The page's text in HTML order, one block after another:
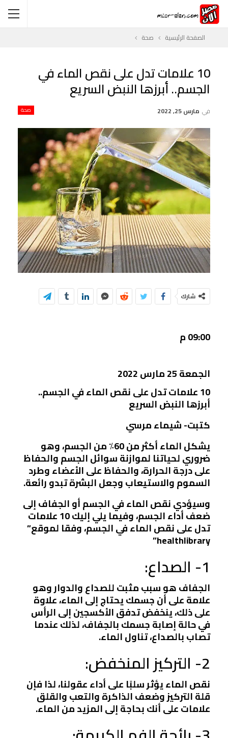
الصفحة الرئيسية صحة
10 علامات تدل على نقص الماء في
الجسم.. أبرزها النبض السريع
صحة في مارس 25, 2022
شارك
09:00 م
الجمعة 25 مارس 2022
10 علامات تدل على نقص الماء في الجسم..
أبرزها النبض السريع
كتبت- شيماء مرسي
يشكل الماء أكثر من 60٪ من الجسم، وهو
ضروري لحياتنا لموازنة سوائل الجسم والحفاظ
على درجة الحرارة، والحفاظ على الأعضاء وطرد
السموم والاستيعاب وجعل البشرة تبدو رائعة.
وسيؤدي نقص الماء في الجسم أو الجفاف إلى
ضعف أداء الجسم، وفيما يلي إليك 10 علامات
تدل على نقص الماء في الجسم، وفقا لموقع”
healthlibrary”
1- الصداع:
الجفاف هو سبب مثبت للصداع والدوار وهو
علامة على أن جسمك يحتاج إلى الماء، علاوة
على ذلك، ينخفض تدفق الأكسجين إلى الرأس
في حالة إصابة جسمك بالجفاف، لذلك عندما
تصاب بالصداع، تناول الماء.
2- التركيز المنخفض:
نقص الماء يؤثر سلبًا على أداء عقولنا، لذا فإن
قلة التركيز وضعف الذاكرة والتعب والقلق
علامات على أنك بحاجة إلى المزيد من الماء.